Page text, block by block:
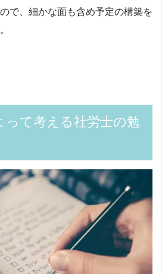
で、細かな面も含め予定の構築を
って考える社労士の勉